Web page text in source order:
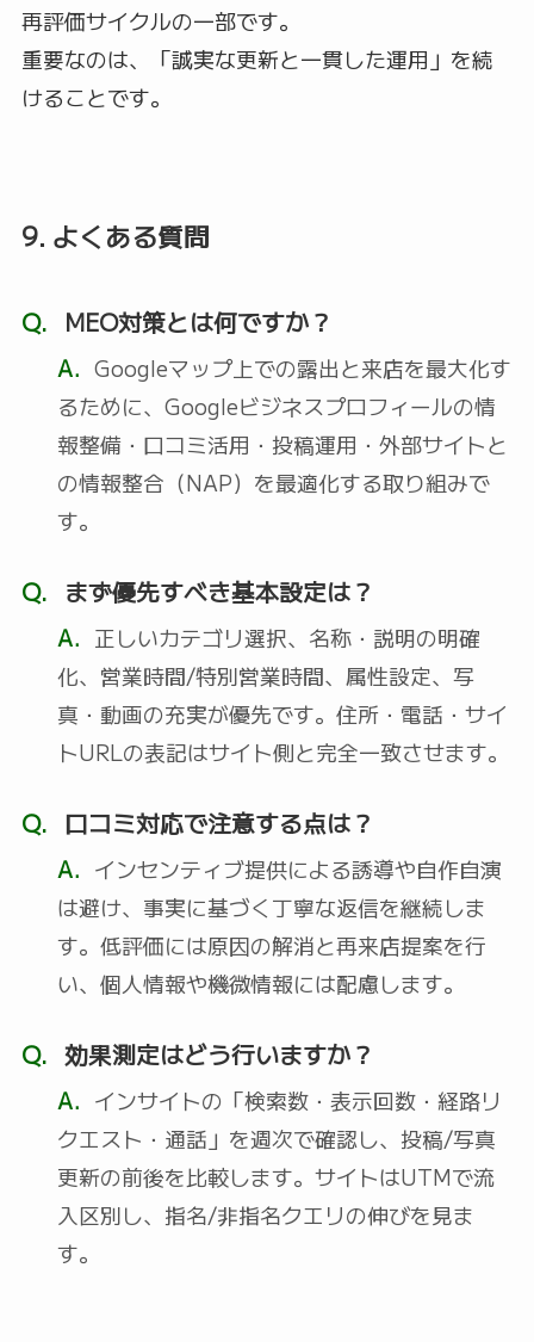
再評価サイクルの一部です。
重要なのは、「誠実な更新と一貫した運用」を続
けることです。
9. よくある質問
Q. MEO対策とは何ですか？
A. Googleマップ上での露出と来店を最大化す
るために、Googleビジネスプロフィールの情
報整備・口コミ活用・投稿運用・外部サイトと
の情報整合（NAP）を最適化する取り組みで
す。
Q. まず優先すべき基本設定は？
A. 正しいカテゴリ選択、名称・説明の明確
化、営業時間/特別営業時間、属性設定、写
真・動画の充実が優先です。住所・電話・サイ
トURLの表記はサイト側と完全一致させます。
Q. 口コミ対応で注意する点は？
A. インセンティブ提供による誘導や自作自演
は避け、事実に基づく丁寧な返信を継続しま
す。低評価には原因の解消と再来店提案を行
い、個人情報や機微情報には配慮します。
Q. 効果測定はどう行いますか？
A. インサイトの「検索数・表示回数・経路リ
クエスト・通話」を週次で確認し、投稿/写真
更新の前後を比較します。サイトはUTMで流
入区別し、指名/非指名クエリの伸びを見ま
す。